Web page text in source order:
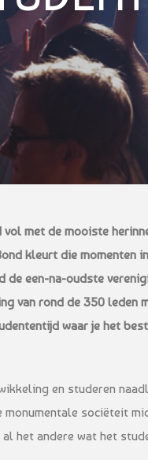
met de mooiste
kleurt die momenten
de een-na-oudste
van rond de 350
waar je het
en studeren
monumentale sociëteit
het andere wat het